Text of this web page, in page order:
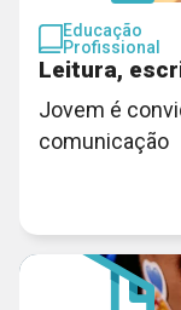
Educação
Profissional
Leitura,
Jovem é
comunicação